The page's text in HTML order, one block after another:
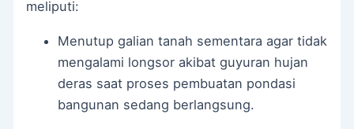
meliputi:
Menutup galian tanah sementara agar tidak
mengalami longsor akibat guyuran hujan
deras saat proses pembuatan pondasi
bangunan sedang berlangsung.